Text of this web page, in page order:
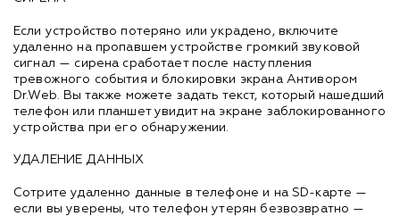
Если устройство потеряно или украдено, включите
удаленно на пропавшем устройстве громкий звуковой
сигнал — сирена сработает после наступления
тревожного события и блокировки экрана Антивором
Dr.Web. Вы также можете задать текст, который нашедший
телефон или планшет увидит на экране заблокированного
устройства при его обнаружении.
УДАЛЕНИЕ ДАННЫХ
Сотрите удаленно данные в телефоне и на SD-карте —
если вы уверены, что телефон утерян безвозвратно —